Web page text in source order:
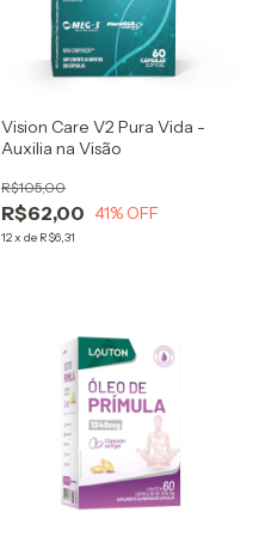
Vision Care V2 Pura Vida -
Auxilia na Visão
R$62,00
R$105,00
41% OFF
12x de R$6,31